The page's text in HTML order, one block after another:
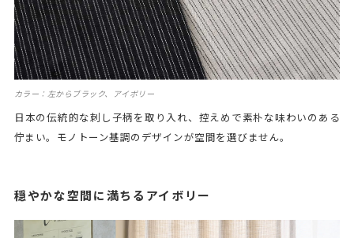
カラー：左からブラック、アイボリー
日本の伝統的な刺し子柄を取り入れ、控えめで素朴な味わいのある
佇まい。モノトーン基調のデザインが空間を選びません。
穏やかな空間に満ちるアイボリー